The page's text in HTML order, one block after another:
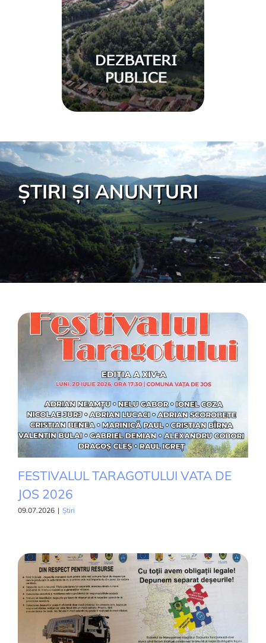
ȘTIRI ȘI ANUNȚURI
FESTIVALUL TARAGOTULUI VATA DE
JOS 2026
09.07.2026 | Știri